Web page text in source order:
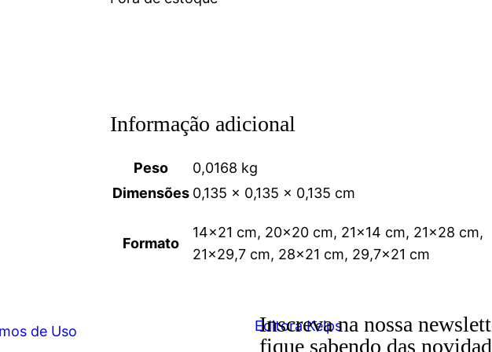
Informação adicional
Peso
0,0168 kg
Dimensões 0,135 × 0,135 × 0,135 cm
Formato
14×21 cm, 20×20 cm, 21×14 cm, 21×28 cm,
21×29,7 cm, 28×21 cm, 29,7×21 cm
de Uso
Inscreva na nossa
fique sabendo das